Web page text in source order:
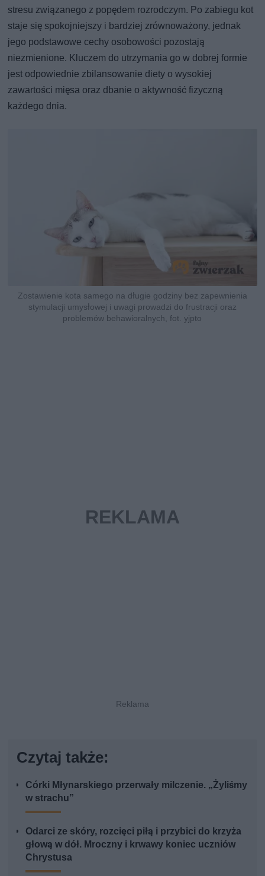
stresu związanego z popędem rozrodczym. Po zabiegu kot
staje się spokojniejszy i bardziej zrównoważony, jednak
jego podstawowe cechy osobowości pozostają
niezmienione. Kluczem do utrzymania go w dobrej formie
jest odpowiednie zbilansowanie diety o wysokiej
zawartości mięsa oraz dbanie o aktywność fizyczną
każdego dnia.
Zostawienie kota samego na długie godziny bez zapewnienia
stymulacji umysłowej i uwagi prowadzi do frustracji oraz
problemów behawioralnych, fot. yjpto
Czytaj także:
Córki Młynarskiego przerwały milczenie. „Żyliśmy
w strachu”
Odarci ze skóry, rozcięci piłą i przybici do krzyża
głową w dół. Mroczny i krwawy koniec uczniów
Chrystusa